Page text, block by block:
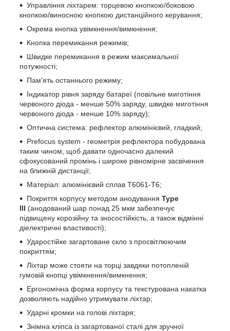
Управління ліхтарем: торцевою кнопкою/боковою
кнопкою/виносною кнопкою дистанційного керування;
Окрема кнопка увімкнення/вимкнення;
Кнопка перемикання режимів;
Швидке перемикання в режим максимальної
потужності;
Пам'ять останнього режиму;
Індикатор рівня заряду батареї (повільне миготіння
червоного діода - менше 50% заряду, швидке миготіння
червоного діода - менше 10% заряду);
Оптична система: рефлектор алюмінієвий, гладкий;
Prefocus system - геометрія рефлектора побудована
таким чином, щоб давати одночасно далекий
сфокусований промінь і широке рівномірне засвічення
на ближній дистанції;
Матеріал: алюмінієвий сплав T6061-T6;
Покриття корпусу методом анодування Type
III (анодований шар понад 25 мкм забезпечує
підвищену корозійну та зносостійкість, а також відмінні
діелектричні властивості);
Ударостійке загартоване скло з просвітлюючим
покриттям;
Ліхтар може стояти на торці завдяки потопленій
гумовій кнопці увімкнення/вимкнення;
Ергономічна форма корпусу та текстурована накатка
дозволяють надійно утримувати ліхтар;
Ударні кромки на голові ліхтаря;
Знімна кліпса із загартованої сталі для зручної